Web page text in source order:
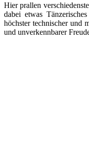
Hier prallen
dabei etwas
höchster technischer und
und unverkennbarer